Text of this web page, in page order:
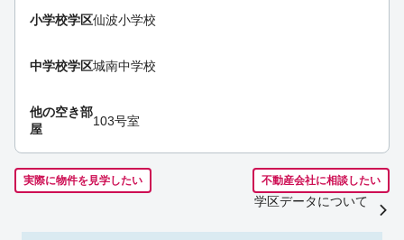
小学校学区仙波小学校
中学校学区城南中学校
他の空き部
屋
103号室
実際に物件を見学したい 不動産会社に相談したい
学区データについて